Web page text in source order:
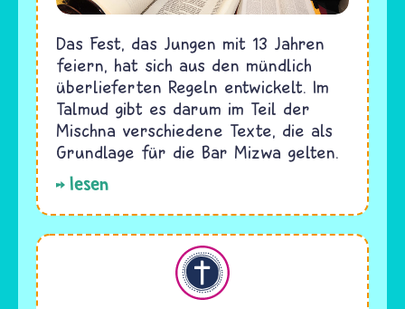
Das Fest, das Jungen mit 13 Jahren
feiern, hat sich aus den mündlich
überlieferten Regeln entwickelt. Im
Talmud gibt es darum im Teil der
Mischna verschiedene Texte, die als
Grundlage für die Bar Mizwa gelten.
lesen
Christentum